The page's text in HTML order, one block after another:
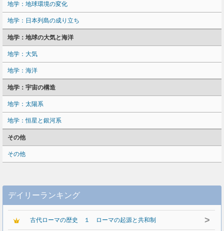
地学：地球環境の変化
地学：日本列島の成り立ち
地学：地球の大気と海洋
地学：大気
地学：海洋
地学：宇宙の構造
地学：太陽系
地学：恒星と銀河系
その他
その他
デイリーランキング
古代ローマの歴史 １ ローマの起源と共和制 >